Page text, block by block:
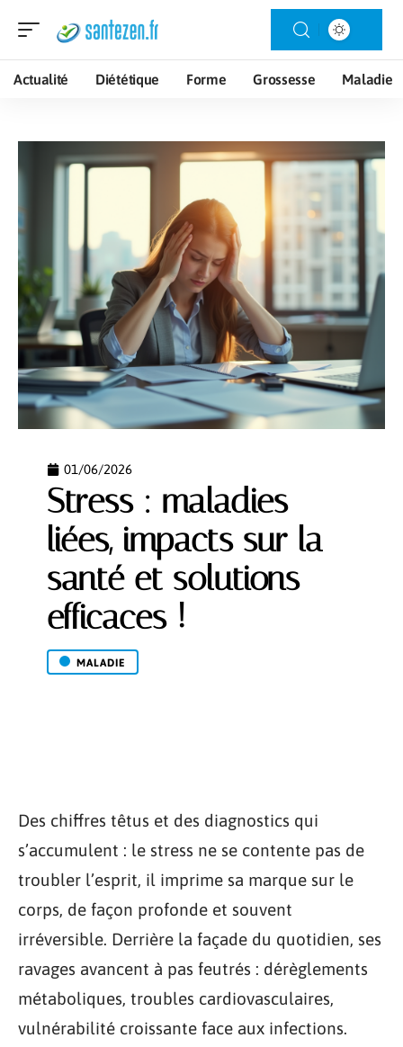
Actualité Diététique Forme Grossesse Maladie
01/06/2026
Stress : maladies
liées, impacts sur la
santé et solutions
efficaces !
MALADIE
Des chiffres têtus et des diagnostics qui
s’accumulent : le stress ne se contente pas de
troubler l’esprit, il imprime sa marque sur le
corps, de façon profonde et souvent
irréversible. Derrière la façade du quotidien, ses
ravages avancent à pas feutrés : dérèglements
métaboliques, troubles cardiovasculaires,
vulnérabilité croissante face aux infections.